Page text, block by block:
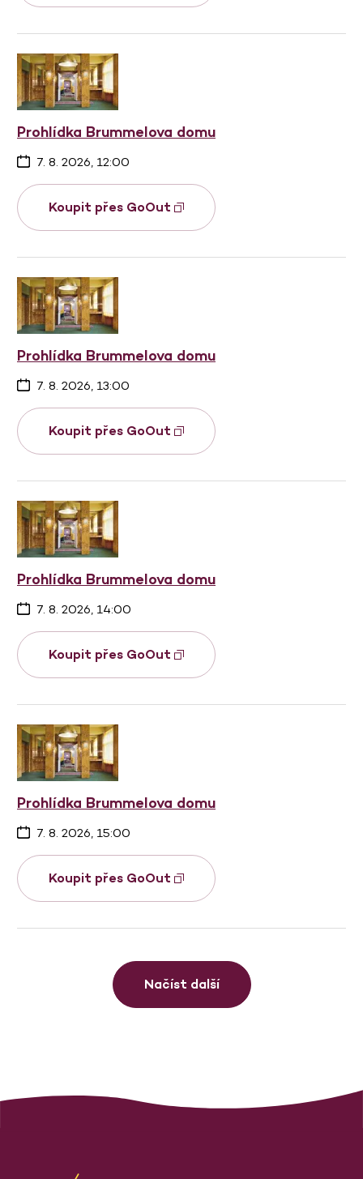
Prohlídka Brummelova domu
7. 8. 2026, 12:00
Koupit přes GoOut
Prohlídka Brummelova domu
7. 8. 2026, 13:00
Koupit přes GoOut
Prohlídka Brummelova domu
7. 8. 2026, 14:00
Koupit přes GoOut
Prohlídka Brummelova domu
7. 8. 2026, 15:00
Koupit přes GoOut
Načíst další